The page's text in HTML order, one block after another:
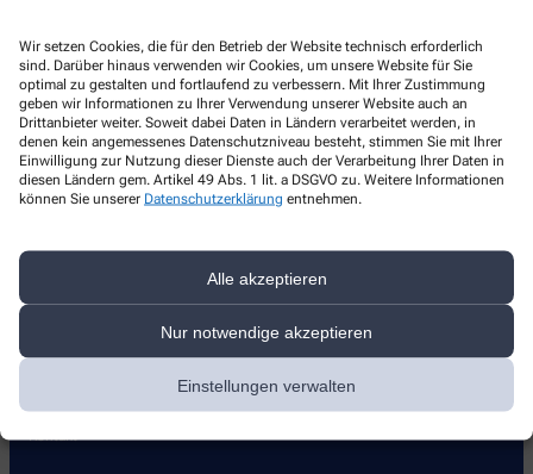
Wir setzen Cookies, die für den Betrieb der Website technisch erforderlich
sind. Darüber hinaus verwenden wir Cookies, um unsere Website für Sie
optimal zu gestalten und fortlaufend zu verbessern. Mit Ihrer Zustimmung
geben wir Informationen zu Ihrer Verwendung unserer Website auch an
Drittanbieter weiter. Soweit dabei Daten in Ländern verarbeitet werden, in
denen kein angemessenes Datenschutzniveau besteht, stimmen Sie mit Ihrer
Einwilligung zur Nutzung dieser Dienste auch der Verarbeitung Ihrer Daten in
diesen Ländern gem. Artikel 49 Abs. 1 lit. a DSGVO zu. Weitere Informationen
können Sie unserer Datenschutzerklärung entnehmen.
Alle akzeptieren
Nur notwendige akzeptieren
Einstellungen verwalten
Mailänder Platz 7,70173 Stuttgart
+49-711/1 20 43 10
+49-711/12 04 31 29
+49-7111204310
info@apothekeimmilaneo.de
Treuepass
Kontakt